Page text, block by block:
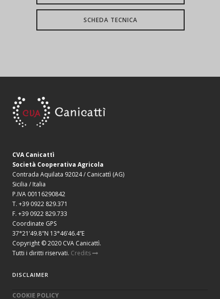
SCHEDA TECNICA
CVA Canicattì
Società Cooperativa Agricola
Contrada Aquilata 92024 / Canicattì (AG)
Sicilia / Italia
P.IVA 00116290842
T. +39 0922 829.371
F. +39 0922 829.733
Coordinate GPS
37°21’49.8″N 13°46’46.4”E
Copyright © 2020 CVA Canicattì.
Tutti i diritti riservati. Credits
DISCLAIMER
COOKIE POLICY